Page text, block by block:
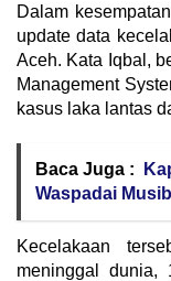
Dalam
update data
Aceh. Kata Iqbal,
Management
kasus laka lantas
Baca Juga :
Waspadai
Kecelakaan
meninggal